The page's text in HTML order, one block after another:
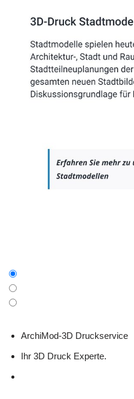
ArchiMod-3D Druckservice
Ihr 3D Druck Experte.